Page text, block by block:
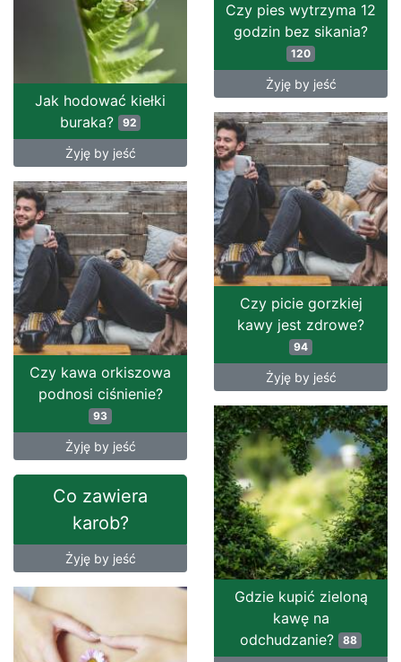
Czy pies wytrzyma 12
godzin bez sikania?
120
Żyję by jeść
Jak hodować kiełki
buraka?
92
Żyję by jeść
Czy picie gorzkiej
kawy jest zdrowe?
94
Żyję by jeść
Czy kawa orkiszowa
podnosi ciśnienie?
93
Żyję by jeść
Gdzie kupić zieloną
kawę na
odchudzanie? 88
Co zawiera
karob?
Żyję by jeść